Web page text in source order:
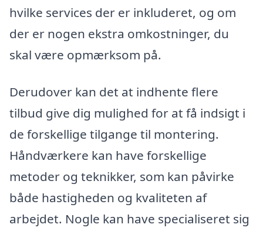
hvilke services der er inkluderet, og om
der er nogen ekstra omkostninger, du
skal være opmærksom på.
Derudover kan det at indhente flere
tilbud give dig mulighed for at få indsigt i
de forskellige tilgange til montering.
Håndværkere kan have forskellige
metoder og teknikker, som kan påvirke
både hastigheden og kvaliteten af
arbejdet. Nogle kan have specialiseret sig